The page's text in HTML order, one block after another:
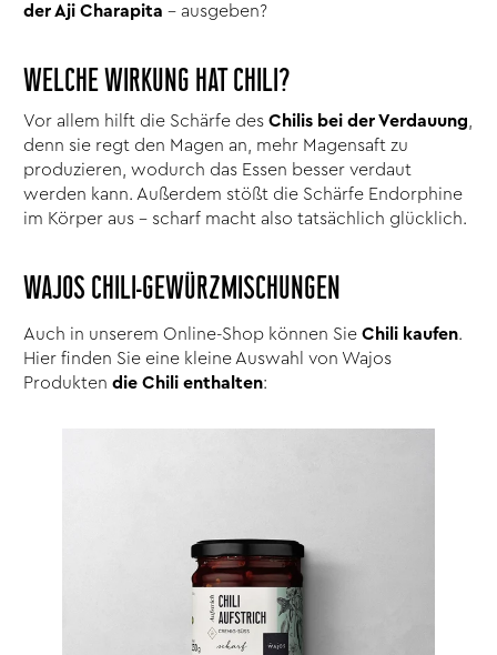
der Aji Charapita – ausgeben?
WELCHE WIRKUNG HAT CHILI?
Vor allem hilft die Schärfe desChilis bei der Verdauung
denn sie regt den Magen an, mehr Magensaft zu
produzieren, wodurch das Essen besser verdaut
werden kann. Außerdem stößt die Schärfe Endorphine
im Körper aus – scharf macht also tatsächlich glücklich.
WAJOS CHILI-GEWÜRZMISCHUNGEN
Auch in unserem Online-Shop können SieChili kaufen.
Hier finden Sie eine kleine Auswahl von Wajos
Produktendie Chili enthalten: